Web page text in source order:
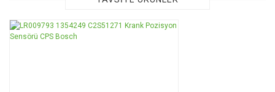
Ürün resmi kalitesiz, bozuk veya görüntülenemiyor.
TÜKENDİ